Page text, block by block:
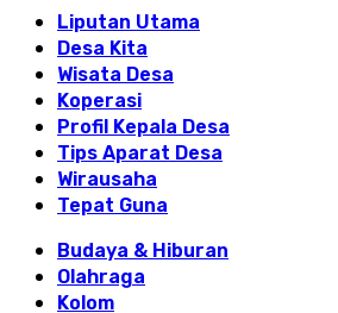
Liputan Utama
Desa Kita
Wisata Desa
Koperasi
Profil Kepala Desa
Tips Aparat Desa
Wirausaha
Tepat Guna
Budaya & Hiburan
Olahraga
Kolom